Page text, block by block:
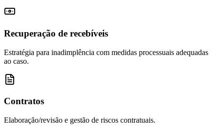
Recuperação de recebíveis
Estratégia para inadimplência com medidas processuais adequadas
ao caso.
Contratos
Elaboração/revisão e gestão de riscos contratuais.